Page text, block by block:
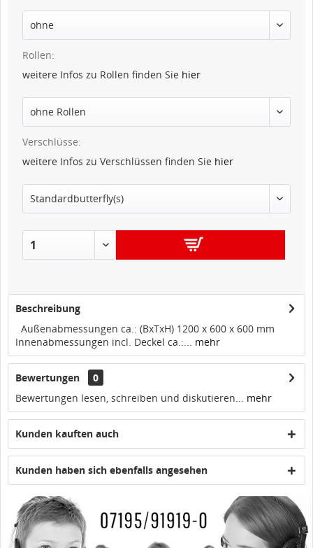
Rollen:
weitere Infos zu Rollen finden Sie hier
Verschlüsse:
weitere Infos zu Verschlüssen finden Sie hier
WARENKORB
Beschreibung
Außenabmessungen ca.: (BxTxH) 1200 x 600 x 600 mm
Innenabmessungen incl. Deckel ca.:... mehr
Bewertungen
0
Bewertungen lesen, schreiben und diskutieren... mehr
Kunden kauften auch
Kunden haben sich ebenfalls angesehen